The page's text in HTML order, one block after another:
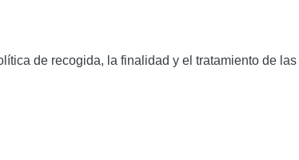
de recogida, la finalidad y el tratamiento de